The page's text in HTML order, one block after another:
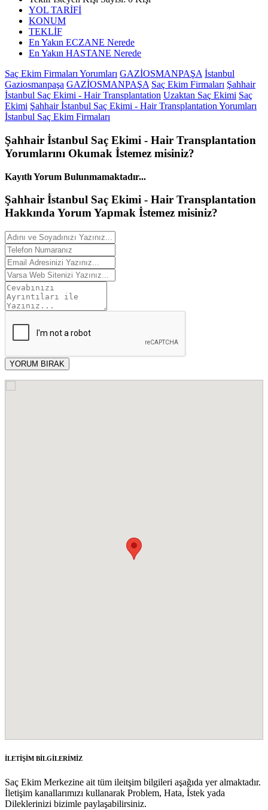
YOL TARİFİ
KONUM
TEKLİF
En Yakın ECZANE Nerede
En Yakın HASTANE Nerede
Saç Ekim Firmaları Yorumları GAZİOSMANPAŞA İstanbul
Gaziosmanpaşa GAZİOSMANPAŞA Saç Ekim Firmaları Şahhair
İstanbul Saç Ekimi - Hair Transplantation Uzaktan Saç Ekimi Saç
Ekimi Şahhair İstanbul Saç Ekimi - Hair Transplantation Yorumları
İstanbul Saç Ekim Firmaları
Şahhair İstanbul Saç Ekimi - Hair Transplantation
Yorumlarını Okumak İstemez misiniz?
Kayıtlı Yorum Bulunmamaktadır...
Şahhair İstanbul Saç Ekimi - Hair Transplantation
HakkındaYorumYapmak İstemez misiniz?
YORUM BIRAK
İLETİŞİM BİLGİLERİMİZ
Saç Ekim Merkezine ait tüm ileitşim bilgileri aşağıda yer almaktadır.
İletişim kanallarımızı kullanarak Problem, Hata, İstek yada
Dileklerinizi bizimle paylaşabilirsiniz.